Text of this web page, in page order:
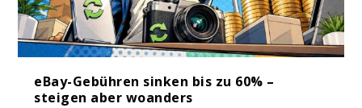
eBay-Gebühren sinken bis zu 60% –
steigen aber woanders